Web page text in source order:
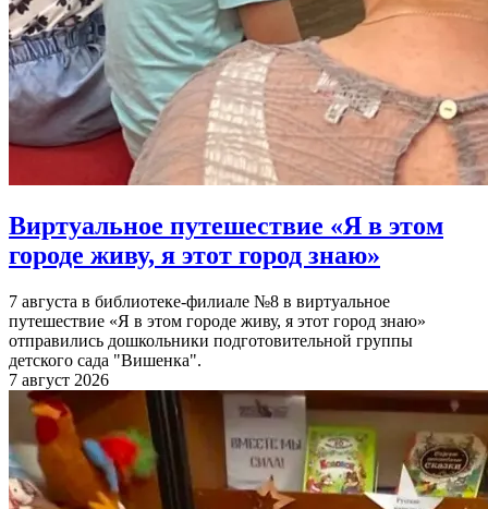
Виртуальное путешествие «Я в этом
городе живу, я этот город знаю»
7 августа в библиотеке-филиале №8 в виртуальное
путешествие «Я в этом городе живу, я этот город знаю»
отправились дошкольники подготовительной группы
детского сада "Вишенка".
7 август 2026